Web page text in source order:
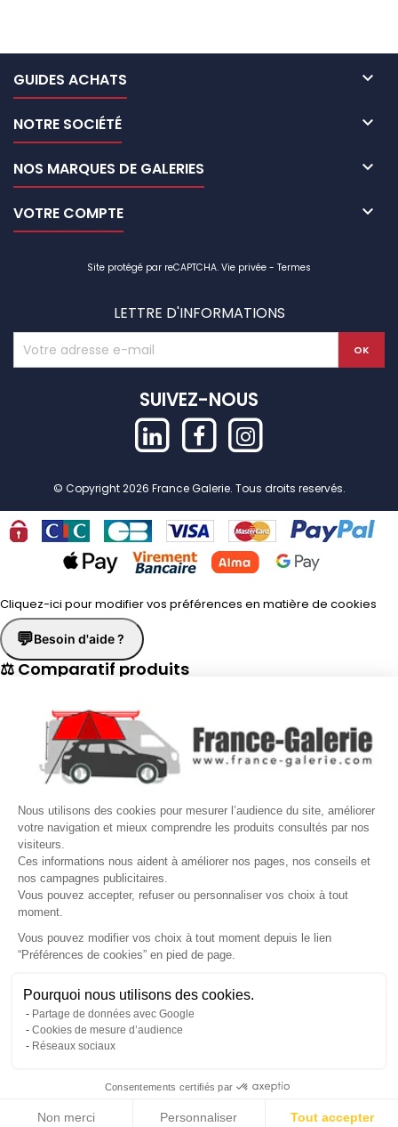
Nous utilisons des cookies pour mesurer l’audience du site, améliorer
votre navigation et mieux comprendre les produits consultés par nos
visiteurs.
Ces informations nous aident à améliorer nos pages, nos conseils et
nos campagnes publicitaires.
Vous pouvez accepter, refuser ou personnaliser vos choix à tout
moment.
Vous pouvez modifier vos choix à tout moment depuis le lien
“Préférences de cookies” en pied de page.
Pourquoi nous utilisons des cookies.
Partage de données avec Google
Cookies de mesure d’audience
Réseaux sociaux
Consentements certifiés par
Non merci Personnaliser Tout accepter
Gérer mes cookies
GUIDES ACHATS 
NOTRE SOCIÉTÉ 
NOS MARQUES DE GALERIES 
VOTRE COMPTE 
Site protégé par reCAPTCHA. Vie privée - Termes
LETTRE D'INFORMATIONS
SUIVEZ-NOUS
© Copyright 2026 France Galerie. Tous droits reservés.
Cliquez-ici pour modifier vos préférences en matière de cookies
💬Besoin d'aide ?
Une question ? Nous sommes là pour vous accompagner
Non, merci
⚖ Comparatif produits
📋 Fiche technique
Demander un rappel
Nos conseillers vous rappellent duLundi au Vendredide8h30 à
17h30.
Nom* Prénom*
Téléphone
Créneau
Annuler Envoyer